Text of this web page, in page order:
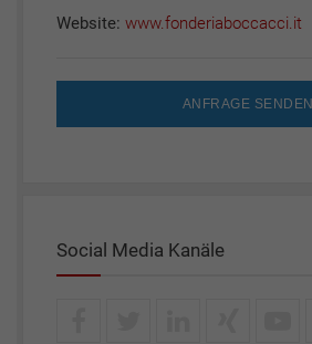
Website: www.fonderiaboccacci.it
ANFRAGE SENDEN
Social Media Kanäle